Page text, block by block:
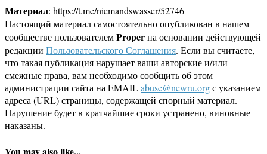
Материал: https://t.me/niemandswasser/52746
Настоящий материал самостоятельно опубликован в нашем
сообществе пользователемProperна основании действующей
редакции Пользовательского Соглашения. Если вы считаете,
что такая публикация нарушает ваши авторские и/или
смежные права, вам необходимо сообщить об этом
администрации сайта на EMAILabuse@newru.orgс указанием
адреса (URL) страницы, содержащей спорный материал.
Нарушение будет в кратчайшие сроки устранено, виновные
наказаны.
You may also like...